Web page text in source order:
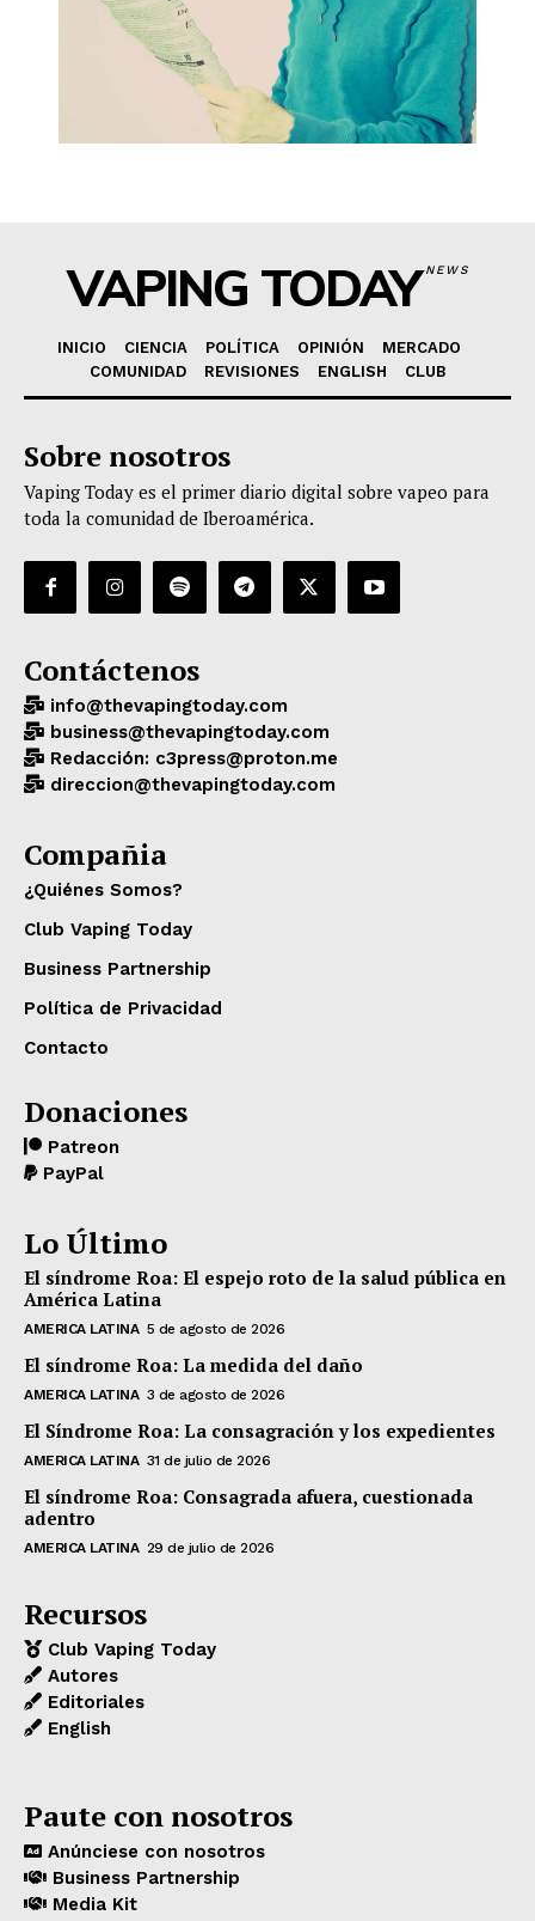
VAPING TODAYNEWS
INICIO CIENCIA POLÍTICA OPINIÓN
MERCADO
COMUNIDAD
REVISIONES ENGLISH CLUB
Sobre nosotros
Vaping Today es el primer diario digital sobre vapeo para
toda la comunidad de Iberoamérica.
Contáctenos
info@thevapingtoday.com
business@thevapingtoday.com
Redacción: c3press@proton.me
direccion@thevapingtoday.com
Compañia
¿Quiénes Somos?
Club Vaping Today
Business Partnership
Política de Privacidad
Contacto
Donaciones
Patreon
PayPal
Lo Último
El síndrome Roa: El espejo roto de la salud pública en
América Latina
AMERICA LATINA 5 de agosto de 2026
El síndrome Roa: La medida del daño
AMERICA LATINA 3 de agosto de 2026
El Síndrome Roa: La consagración y los expedientes
AMERICA LATINA 31 de julio de 2026
El síndrome Roa: Consagrada afuera, cuestionada
adentro
AMERICA LATINA 29 de julio de 2026
Recursos
Club Vaping Today
Autores
Editoriales
English
Paute con nosotros
Anúnciese con nosotros
Business Partnership
Media Kit